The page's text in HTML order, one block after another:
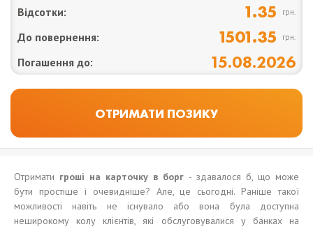
Відсотки: 1.35 грн.
До повернення: 1501.35 грн.
Погашення до: 15.08.2026
Отримати гроші на карточку в борг - здавалося б, що може
бути простіше і очевидніше? Але, це сьогодні. Раніше такої
можливості навіть не існувало або вона була доступна
неширокому колу клієнтів, які обслуговувалися у банках на